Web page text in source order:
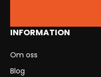
INFORMATION
Om oss
Blog